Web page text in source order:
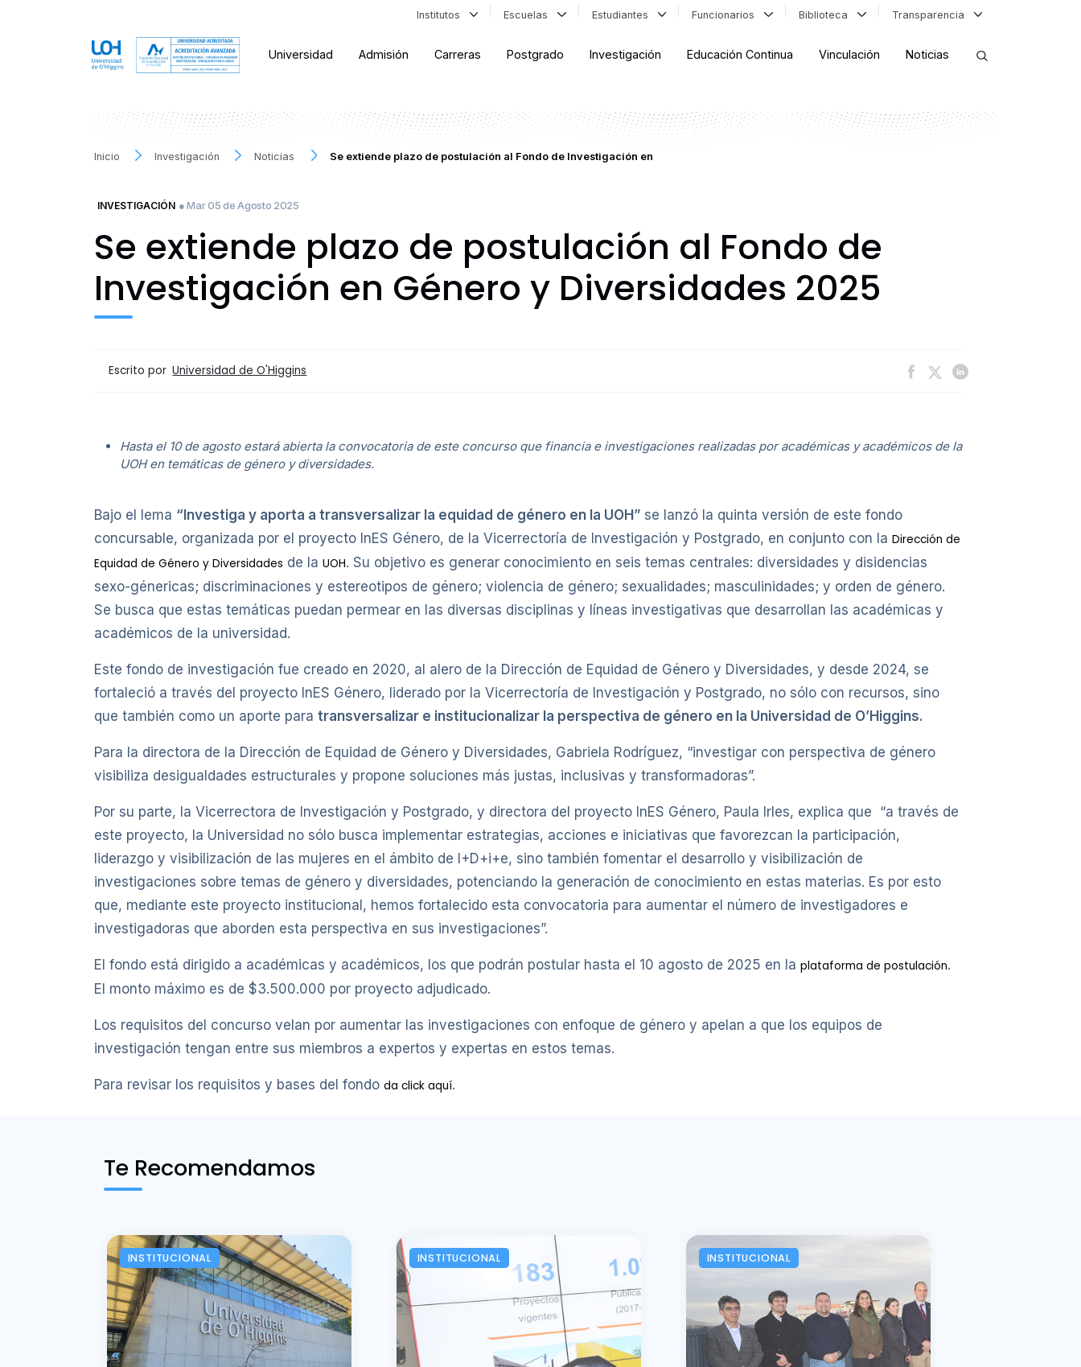
Institutos Escuelas Estudiantes Funcionarios Biblioteca Transparencia
Universidad Admisión Carreras Postgrado Investigación Educación Continua Vinculación Noticias
Inicio Investigación Noticias Se extiende plazo de postulación al Fondo de Investigación en
INVESTIGACIÓN ● Mar 05 de Agosto 2025
Se extiende plazo de postulación al Fondo de
Investigación en Género y Diversidades 2025
Escrito por Universidad de O'Higgins
Hasta el 10 de agosto estará abierta la convocatoria de este concurso que financia e investigaciones realizadas por académicas y académicos de la
UOH en temáticas de género y diversidades.
Bajo el lema “Investiga y aporta a transversalizar la equidad de género en la UOH” se lanzó la quinta versión de este fondo
concursable, organizada por el proyecto InES Género, de la Vicerrectoría de Investigación y Postgrado, en conjunto con la Dirección de
Equidad de Género y Diversidades de la UOH. Su objetivo es generar conocimiento en seis temas centrales: diversidades y disidencias
sexo-génericas; discriminaciones y estereotipos de género; violencia de género; sexualidades; masculinidades; y orden de género.
Se busca que estas temáticas puedan permear en las diversas disciplinas y líneas investigativas que desarrollan las académicas y
académicos de la universidad.
Este fondo de investigación fue creado en 2020, al alero de la Dirección de Equidad de Género y Diversidades, y desde 2024, se
fortaleció a través del proyecto InES Género, liderado por la Vicerrectoría de Investigación y Postgrado, no sólo con recursos, sino
que también como un aporte para transversalizar e institucionalizar la perspectiva de género en la Universidad de O’Higgins.
Para la directora de la Dirección de Equidad de Género y Diversidades, Gabriela Rodríguez, “investigar con perspectiva de género
visibiliza desigualdades estructurales y propone soluciones más justas, inclusivas y transformadoras”.
Por su parte, la Vicerrectora de Investigación y Postgrado, y directora del proyecto InES Género, Paula Irles, explica que “a través de
este proyecto, la Universidad no sólo busca implementar estrategias, acciones e iniciativas que favorezcan la participación,
liderazgo y visibilización de las mujeres en el ámbito de I+D+i+e, sino también fomentar el desarrollo y visibilización de
investigaciones sobre temas de género y diversidades, potenciando la generación de conocimiento en estas materias. Es por esto
que, mediante este proyecto institucional, hemos fortalecido esta convocatoria para aumentar el número de investigadores e
investigadoras que aborden esta perspectiva en sus investigaciones”.
El fondo está dirigido a académicas y académicos, los que podrán postular hasta el 10 agosto de 2025 en la plataforma de postulación.
El monto máximo es de $3.500.000 por proyecto adjudicado.
Los requisitos del concurso velan por aumentar las investigaciones con enfoque de género y apelan a que los equipos de
investigación tengan entre sus miembros a expertos y expertas en estos temas.
Para revisar los requisitos y bases del fondo da click aquí.
Te Recomendamos
INSTITUCIONAL INSTITUCIONAL INSTITUCIONAL